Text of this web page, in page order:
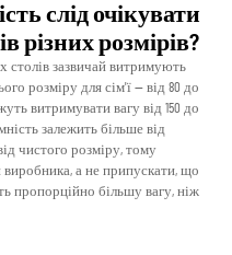
слід очікувати
різних розмірів?
столів зазвичай витримують
розміру для сім'ї — від 80 до
витримувати вагу від 150 до
залежить більше від
чистого розміру, тому
виробника, а не припускати, що
пропорційно більшу вагу, ніж